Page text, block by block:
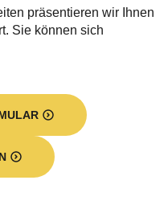
präsentieren wir Ihnen
Sie können sich